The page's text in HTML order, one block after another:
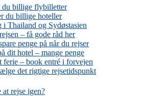
du billige flybilletter
du billige hoteller
i Thailand og Sydøstasien
– få gode råd her
penge på når du rejser
dit hotel – mange penge
ferie – book entré i forvejen
det rigtige rejsetidspunkt
rejse igen?